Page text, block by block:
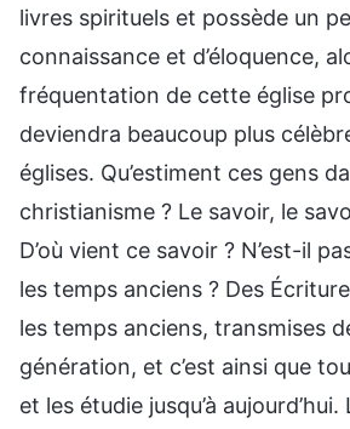
livres spirituels et possède un
connaissance et d’éloquence,
fréquentation de cette église
deviendra beaucoup plus
églises. Qu’estiment ces gens
christianisme ? Le savoir, le
D’où vient ce savoir ? N’est-il
les temps anciens ? Des
les temps anciens, transmises
génération, et c’est ainsi que
et les étudie jusqu’à